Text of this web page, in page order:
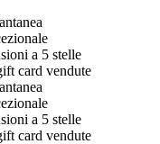
a 5 stelle
card vendute
a 5 stelle
card vendute